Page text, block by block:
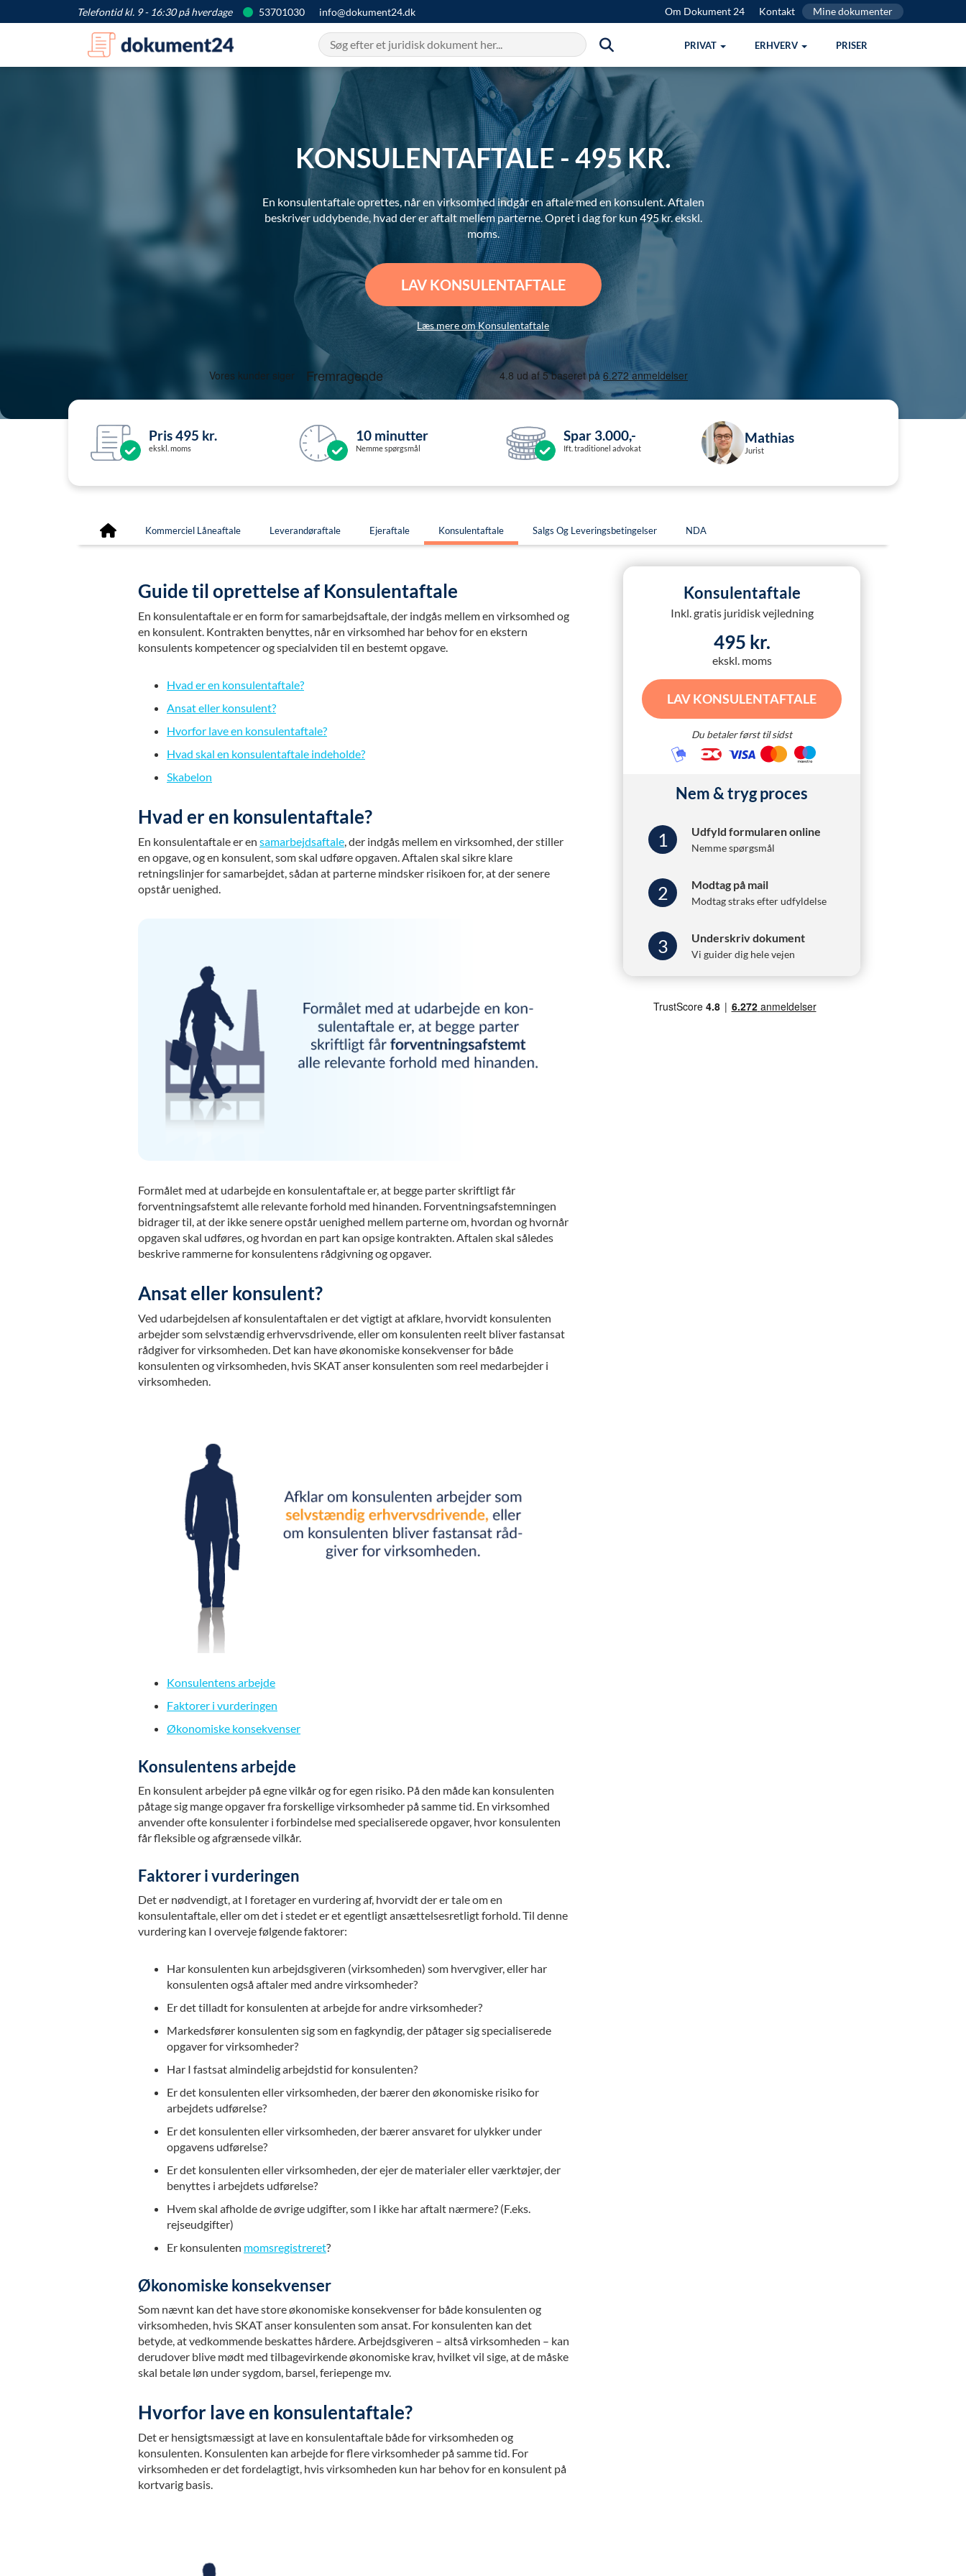
Telefontid kl. 9 - 16:30 på hverdage 53701030 info@dokument24.dk Om Dokument 24 Kontakt Mine dokumenter
PRIVAT ERHVERV PRISER
KONSULENTAFTALE - 495 KR.
En konsulentaftale oprettes, når en virksomhed indgår en aftale med en konsulent. Aftalen
beskriver uddybende, hvad der er aftalt mellem parterne. Opret i dag for kun 495 kr. ekskl.
moms.
LAV KONSULENTAFTALE
Læs mere om Konsulentaftale
Pris 495 kr.
ekskl. moms
10 minutter
Nemme spørgsmål
Spar 3.000,-
Ift. traditionel advokat
Mathias
Jurist
Kommerciel Låneaftale Leverandøraftale Ejeraftale Konsulentaftale Salgs Og Leveringsbetingelser NDA
Guide til oprettelse af Konsulentaftale
En konsulentaftale er en form for samarbejdsaftale, der indgås mellem en virksomhed og
en konsulent. Kontrakten benyttes, når en virksomhed har behov for en ekstern
konsulents kompetencer og specialviden til en bestemt opgave.
Hvad er en konsulentaftale?
Ansat eller konsulent?
Hvorfor lave en konsulentaftale?
Hvad skal en konsulentaftale indeholde?
Skabelon
Hvad er en konsulentaftale?
En konsulentaftale er en samarbejdsaftale, der indgås mellem en virksomhed, der stiller
en opgave, og en konsulent, som skal udføre opgaven. Aftalen skal sikre klare
retningslinjer for samarbejdet, sådan at parterne mindsker risikoen for, at der senere
opstår uenighed.
Formålet med at udarbejde en konsulentaftale er, at begge parter skriftligt får
forventningsafstemt alle relevante forhold med hinanden. Forventningsafstemningen
bidrager til, at der ikke senere opstår uenighed mellem parterne om, hvordan og hvornår
opgaven skal udføres, og hvordan en part kan opsige kontrakten. Aftalen skal således
beskrive rammerne for konsulentens rådgivning og opgaver.
Ansat eller konsulent?
Ved udarbejdelsen af konsulentaftalen er det vigtigt at afklare, hvorvidt konsulenten
arbejder som selvstændig erhvervsdrivende, eller om konsulenten reelt bliver fastansat
rådgiver for virksomheden. Det kan have økonomiske konsekvenser for både
konsulenten og virksomheden, hvis SKAT anser konsulenten som reel medarbejder i
virksomheden.
Konsulentens arbejde
Faktorer i vurderingen
Økonomiske konsekvenser
Konsulentens arbejde
En konsulent arbejder på egne vilkår og for egen risiko. På den måde kan konsulenten
påtage sig mange opgaver fra forskellige virksomheder på samme tid. En virksomhed
anvender ofte konsulenter i forbindelse med specialiserede opgaver, hvor konsulenten
får fleksible og afgrænsede vilkår.
Faktorer i vurderingen
Det er nødvendigt, at I foretager en vurdering af, hvorvidt der er tale om en
konsulentaftale, eller om det i stedet er et egentligt ansættelsesretligt forhold. Til denne
vurdering kan I overveje følgende faktorer:
Har konsulenten kun arbejdsgiveren (virksomheden) som hvervgiver, eller har
konsulenten også aftaler med andre virksomheder?
Er det tilladt for konsulenten at arbejde for andre virksomheder?
Markedsfører konsulenten sig som en fagkyndig, der påtager sig specialiserede
opgaver for virksomheder?
Har I fastsat almindelig arbejdstid for konsulenten?
Er det konsulenten eller virksomheden, der bærer den økonomiske risiko for
arbejdets udførelse?
Er det konsulenten eller virksomheden, der bærer ansvaret for ulykker under
opgavens udførelse?
Er det konsulenten eller virksomheden, der ejer de materialer eller værktøjer, der
benyttes i arbejdets udførelse?
Hvem skal afholde de øvrige udgifter, som I ikke har aftalt nærmere? (F.eks.
rejseudgifter)
Er konsulenten momsregistreret?
Økonomiske konsekvenser
Som nævnt kan det have store økonomiske konsekvenser for både konsulenten og
virksomheden, hvis SKAT anser konsulenten som ansat. For konsulenten kan det
betyde, at vedkommende beskattes hårdere. Arbejdsgiveren – altså virksomheden – kan
derudover blive mødt med tilbagevirkende økonomiske krav, hvilket vil sige, at de måske
skal betale løn under sygdom, barsel, feriepenge mv.
Hvorfor lave en konsulentaftale?
Det er hensigtsmæssigt at lave en konsulentaftale både for virksomheden og
konsulenten. Konsulenten kan arbejde for flere virksomheder på samme tid. For
virksomheden er det fordelagtigt, hvis virksomheden kun har behov for en konsulent på
kortvarig basis.
Konsulentaftale
Inkl. gratis juridisk vejledning
495 kr.
ekskl. moms
LAV KONSULENTAFTALE
Du betaler først til sidst
Nem & tryg proces
1 Udfyld formularen online
Nemme spørgsmål
2 Modtag på mail
Modtag straks efter udfyldelse
3 Underskriv dokument
Vi guider dig hele vejen